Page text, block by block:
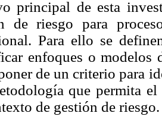
principal de esta
de riesgo para
Para ello se
enfoques o modelos
de un criterio para
que permita
de gestión de riesgo.